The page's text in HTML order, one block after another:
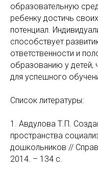
образовательную
ребенку достичь
потенциал.
способствует
ответственности и
образованию у
для успешного
Список литературы:
1. Авдулова Т.П.
пространства
дошкольников //
2014. – 134 с.